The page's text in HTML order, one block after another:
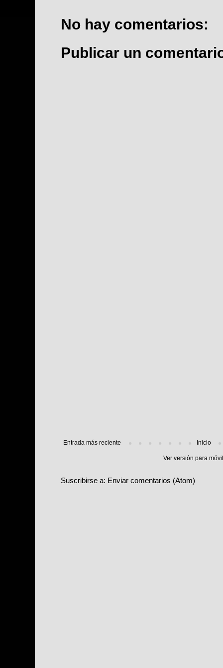
No hay comentarios:
Publicar un
Entrada más reciente Inicio
Ver versión para
Suscribirse a: Enviar comentarios (Atom)